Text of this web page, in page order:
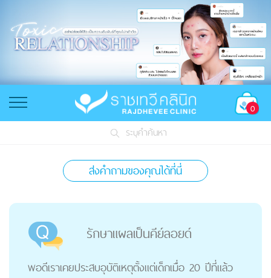
0
ระบุคำค้นหา
ส่งคำถามของคุณได้ที่นี่
รักษาแผลเป็นคีย์ลอยด์
พอดีเราเคยประสบอุบัติเหตุตั้งแต่เด็กเมื่อ 20 ปีที่แล้ว